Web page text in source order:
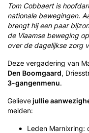
Tom Cobbaert is
nationale bewegingen.
brengt hij een paar
de Vlaamse beweging
over de dagelijkse zorg
Deze vergadering van
Den Boomgaard,
3-gangenmenu.
Gelievejullie
melden:
Leden Marnixring: